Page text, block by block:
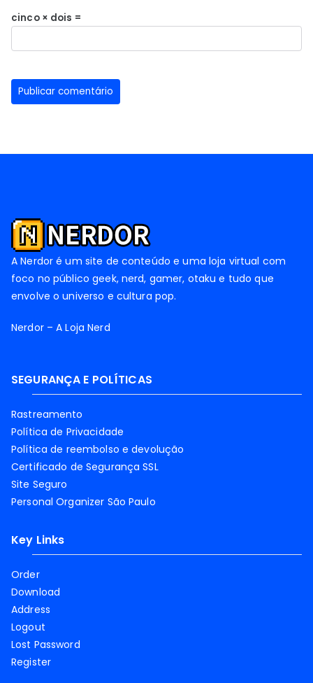
cinco × dois =
A Nerdor é um site de conteúdo e uma loja virtual com
foco no público geek, nerd, gamer, otaku e tudo que
envolve o universo e cultura pop.
Nerdor – A Loja Nerd
SEGURANÇA E POLÍTICAS
Rastreamento
Política de Privacidade
Política de reembolso e devolução
Certificado de Segurança SSL
Site Seguro
Personal Organizer São Paulo
Key Links
Order
Download
Address
Logout
Lost Password
Register